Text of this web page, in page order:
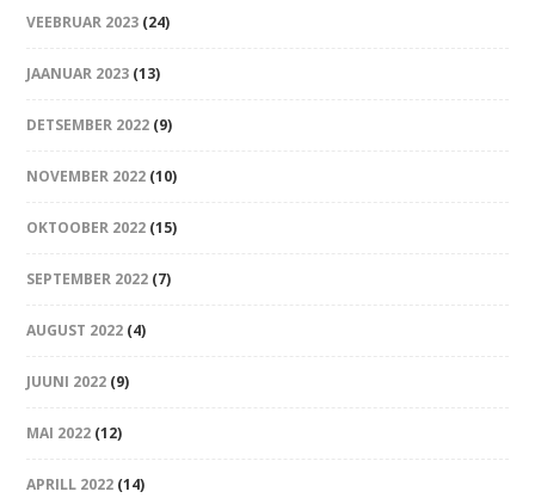
VEEBRUAR 2023 (24)
JAANUAR 2023 (13)
DETSEMBER 2022 (9)
NOVEMBER 2022 (10)
OKTOOBER 2022 (15)
SEPTEMBER 2022 (7)
AUGUST 2022 (4)
JUUNI 2022 (9)
MAI 2022 (12)
APRILL 2022 (14)